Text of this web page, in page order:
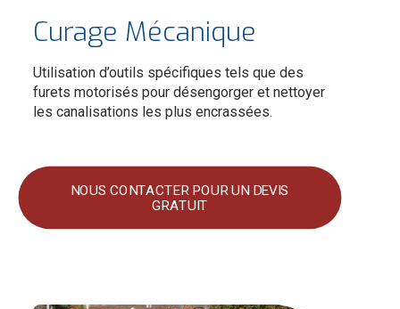
Curage Mécanique
Utilisation d’outils spécifiques tels que des
furets motorisés pour désengorger et nettoyer
les canalisations les plus encrassées.
NOUS CONTACTER POUR UN DEVIS
GRATUIT